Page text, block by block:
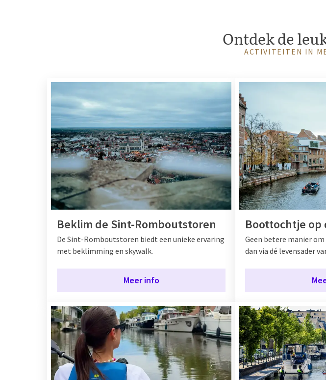
Ontdek de
ACTIVITEITEN IN
Beklim de Sint-Romboutstoren
De Sint-Romboutstoren biedt een unieke ervaring
met beklimming en skywalk.
Meer info
Boottochtje op
Geen betere manier
dan via dé levensader